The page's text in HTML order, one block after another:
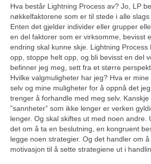
Hva består Lightning Process av? Jo, LP
nøkkelfaktorene som er til stede i alle
Enten det gjelder individer eller grupper
en del faktorer som er virksomme, bevisst
endring skal kunne skje. Lightning Process
opp, stoppe helt opp, og bli bevisst en del
befinner jeg meg, sett fra et større
Hvilke valgmuligheter har jeg? Hva er mine
selv og mine muligheter for å oppnå det
trenger å forhandle med meg selv. Kanskje
”sannheter” som ikke lenger er verken
lenger. Og skal skiftes ut med noen andre.
det om å ta en beslutning, en kongruent
legge noen strategier. Og det handler om
motivasjon til å sette strategiene ut i